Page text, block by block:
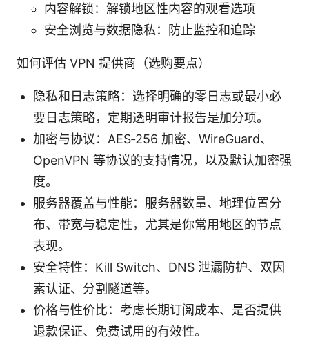
内容解锁：解锁地区性内容的观看选项
安全浏览与数据隐私：防止监控和追踪
如何评估 VPN 提供商（选购要点）
隐私和日志策略：选择明确的零日志或最小必
要日志策略，定期透明审计报告是加分项。
加密与协议：AES‑256 加密、WireGuard、
OpenVPN 等协议的支持情况，以及默认加密强
度。
服务器覆盖与性能：服务器数量、地理位置分
布、带宽与稳定性，尤其是你常用地区的节点
表现。
安全特性：Kill Switch、DNS 泄漏防护、双因
素认证、分割隧道等。
价格与性价比：考虑长期订阅成本、是否提供
退款保证、免费试用的有效性。